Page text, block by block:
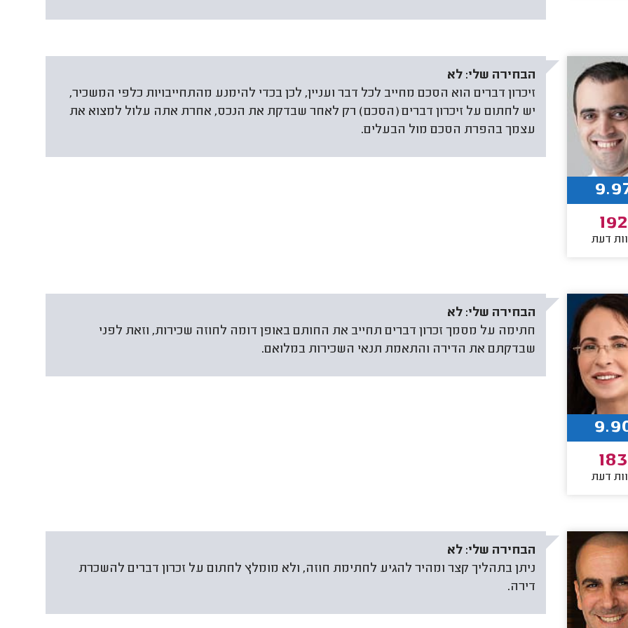
הבחירה שלי:לא
זיכרון דברים הוא הסכם מחייב לכל דבר ועניין, לכן בכדי להימנע מהתחייבויות כלפי המשכיר,
יש לחתום על זיכרון דברים (הסכם) רק לאחר שבדקת את הנכס, אחרת אתה עלול למצוא את
עצמך בהפרת הסכם מול הבעלים.
192
דעת
הבחירה שלי:לא
חתימה על מסמך זכרון דברים תחייב את החותם באופן דומה לחוזה שכירות, וזאת לפני
שבדקתם את הדירה והתאמת תנאי השכירות במלואם.
183
דעת
הבחירה שלי:לא
ניתן בתהליך קצר ומהיר להגיע לחתימת חוזה, ולא מומלץ לחתום על זכרון דברים להשכרת
דירה.